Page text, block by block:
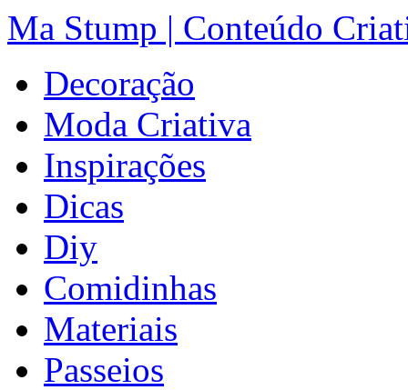
Ma Stump | Conteúdo
Decoração
Moda Criativa
Inspirações
Dicas
Diy
Comidinhas
Materiais
Passeios